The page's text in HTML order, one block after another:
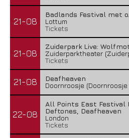
21-08
Badlands Festival met
Lottum
Tickets
21-08
Zuiderpark Live:
Zuiderparktheater
Tickets
21-08
Deafheaven
Doornroosje (Doornroosje
22-08
All Points East Festival
Deftones, Deafheaven
London
Tickets